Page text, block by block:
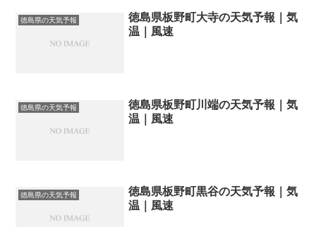
徳島県の天気予報
徳島県板野町大寺の天気予報｜気
温｜風速
徳島県の天気予報
徳島県板野町川端の天気予報｜気
温｜風速
徳島県の天気予報
徳島県板野町黒谷の天気予報｜気
温｜風速